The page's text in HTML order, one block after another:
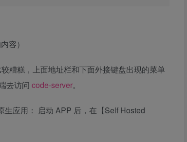
容）
糟糕，上面地址栏和下面外接键盘出现的菜单
去访问 code-server。
生应用： 启动 APP 后，在【Self Hosted